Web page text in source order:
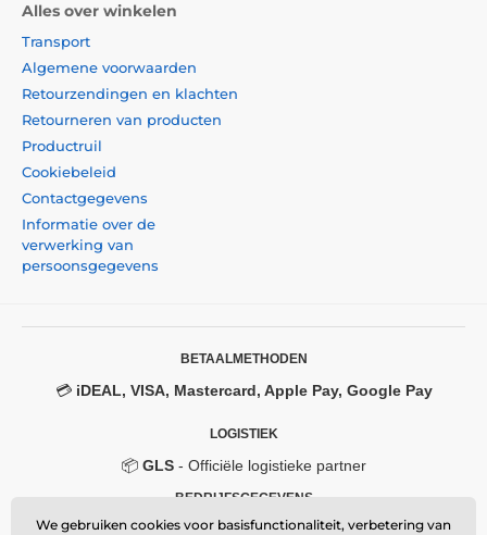
Alles over winkelen
Transport
Algemene voorwaarden
Retourzendingen en klachten
Retourneren van producten
Productruil
Cookiebeleid
Contactgegevens
Informatie over de
verwerking van
persoonsgegevens
BETAALMETHODEN
💳 iDEAL, VISA, Mastercard, Apple Pay, Google Pay
LOGISTIEK
📦 GLS- Officiële logistieke partner
BEDRIJFSGEGEVENS
Momanio s.r.o.
We gebruiken cookies voor basisfunctionaliteit, verbetering van